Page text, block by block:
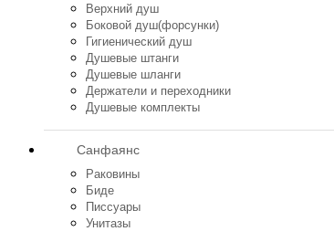
Верхний душ
Боковой душ(форсунки)
Гигиенический душ
Душевые штанги
Душевые шланги
Держатели и переходники
Душевые комплекты
Санфаянс
Раковины
Биде
Писсуары
Унитазы